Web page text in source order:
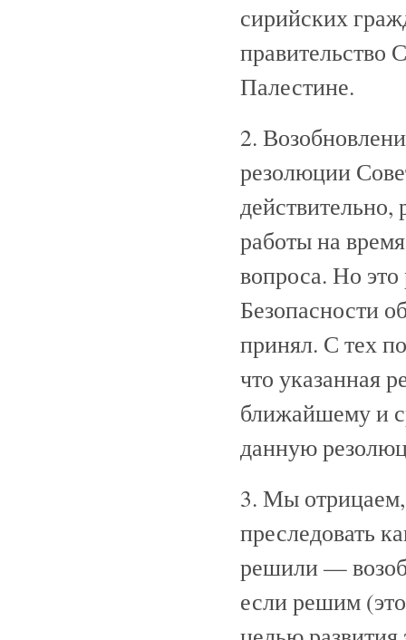
сирийских
Палестине.
2.
резолюции
работы на
вопроса. Но
Безопасности
принял. С тех
что указанная
ближайшему и
данную
3. Мы отрицаем,
преследовать
решили —
если решим